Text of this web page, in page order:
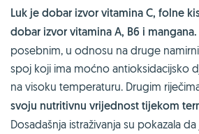
Luk je dobar izvor vitamina C, folne
dobar izvor vitamina A, B6 i mangana.
posebnim, u odnosu na druge
spoj koji ima moćno antioksidacijsko
na visoku temperaturu. Drugim
svoju nutritivnu vrijednost tijekom
Dosadašnja istraživanja su pokazala